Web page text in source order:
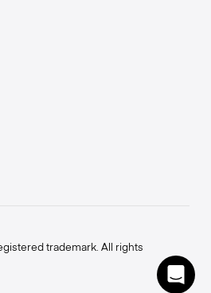
trademark. All rights